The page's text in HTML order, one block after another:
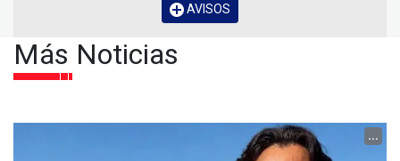
AVISOS
Más Noticias
...